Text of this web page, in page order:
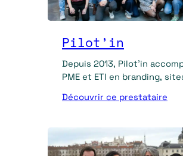
Pilot’in
Depuis 2013, Pilot’in
PME et ETI en branding,
et formations.
Découvrir ce prestataire